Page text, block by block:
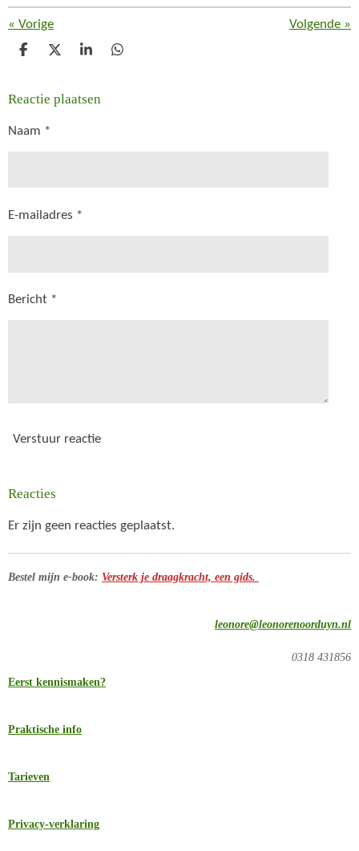
« Vorige Volgende »
D
e
D
l
S
r
D
Reactie plaatsen
Naam *
E-mailadres *
Bericht *
Verstuur reactie
Reacties
Er zijn geen reacties geplaatst.
Bestel mijn e-book: Versterk je draagkracht, een gids.
leonore@leonorenoorduyn.nl
0318 431856
Eerst kennismaken?
Praktische info
Tarieven
Privacy-verklaring